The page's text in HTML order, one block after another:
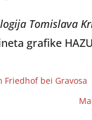
Tomislava
grafike HAZU
Friedhof bei Gravosa